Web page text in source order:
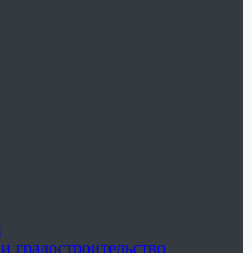
градостроительство